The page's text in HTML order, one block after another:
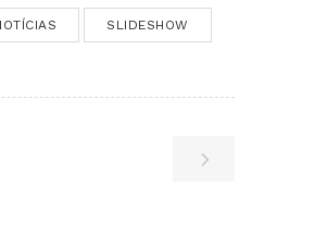
SLIDESHOW